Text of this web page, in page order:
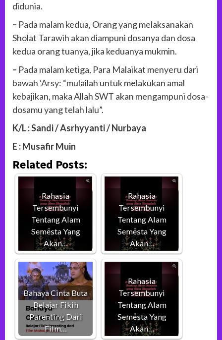
didunia.
– Pada malam kedua, Orang yang melaksanakan
Sholat Tarawih akan diampuni dosanya dan dosa
kedua orang tuanya, jika keduanya mukmin.
– Pada malam ketiga, Para Malaikat menyeru dari
bawah ‘Arsy: “mulailah untuk melakukan amal
kebajikan, maka Allah SWT akan mengampuni dosa-
dosamu yang telah lalu”.
K/L : Sandi / Asrhyyanti / Nurbaya
E : Musafir Muin
Related Posts:
Rahasia
Tersembunyi
Tentang Alam
Semesta Yang
Akan…
Rahasia
Tersembunyi
Tentang Alam
Semesta Yang
Akan…
Bahaya Cinta Buta
Belajar Fikih
Parenting Dari
Film…
Rahasia
Tersembunyi
Tentang Alam
Semesta Yang
Akan…